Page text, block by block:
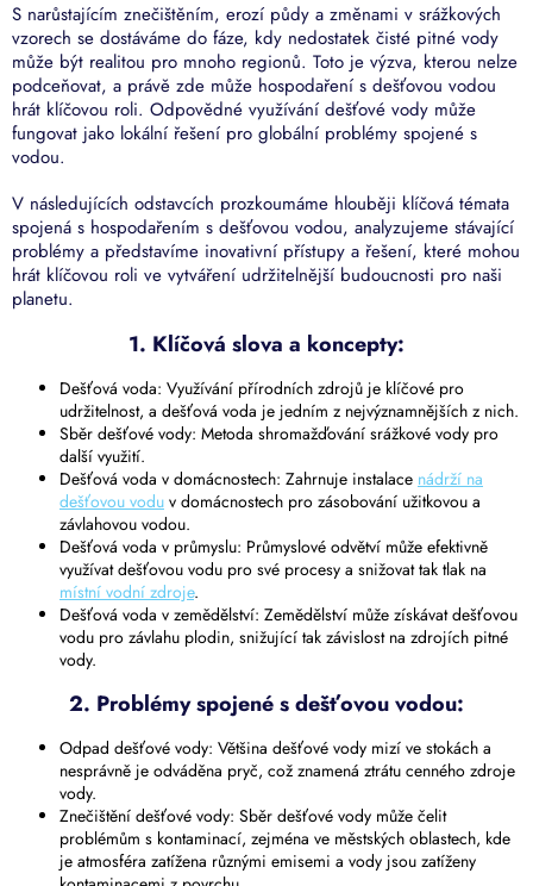
S narůstajícím znečištěním, erozí půdy a změnami v srážkových
vzorech se dostáváme do fáze, kdy nedostatek čisté pitné vody
může být realitou pro mnoho regionů. Toto je výzva, kterou nelze
podceňovat, a právě zde může hospodaření s dešťovou vodou
hrát klíčovou roli. Odpovědné využívání dešťové vody může
fungovat jako lokální řešení pro globální problémy spojené s
vodou.
V následujících odstavcích prozkoumáme hlouběji klíčová témata
spojená s hospodařením s dešťovou vodou, analyzujeme stávající
problémy a představíme inovativní přístupy a řešení, které mohou
hrát klíčovou roli ve vytváření udržitelnější budoucnosti pro naši
planetu.
1. Klíčová slova a koncepty:
Dešťová voda: Využívání přírodních zdrojů je klíčové pro
udržitelnost, a dešťová voda je jedním z nejvýznamnějších z nich.
Sběr dešťové vody: Metoda shromažďování srážkové vody pro
další využití.
Dešťová voda v domácnostech: Zahrnuje instalace nádrží na
dešťovou vodu v domácnostech pro zásobování užitkovou a
závlahovou vodou.
Dešťová voda v průmyslu: Průmyslové odvětví může efektivně
využívat dešťovou vodu pro své procesy a snižovat tak tlak na
místní vodní zdroje.
Dešťová voda v zemědělství: Zemědělství může získávat dešťovou
vodu pro závlahu plodin, snižující tak závislost na zdrojích pitné
vody.
2. Problémy spojené s dešťovou vodou:
Odpad dešťové vody: Většina dešťové vody mizí ve stokách a
nesprávně je odváděna pryč, což znamená ztrátu cenného zdroje
vody.
Znečištění dešťové vody: Sběr dešťové vody může čelit
problémům s kontaminací, zejména ve městských oblastech, kde
je atmosféra zatížena různými emisemi a vody jsou zatíženy